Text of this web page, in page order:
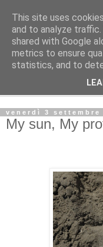
La Gatta
By Marta Bardelli
venerdì 3 settembre
My sun, My
This site uses
and to analyze traffic.
shared with Google
metrics to ensure
statistics, and to